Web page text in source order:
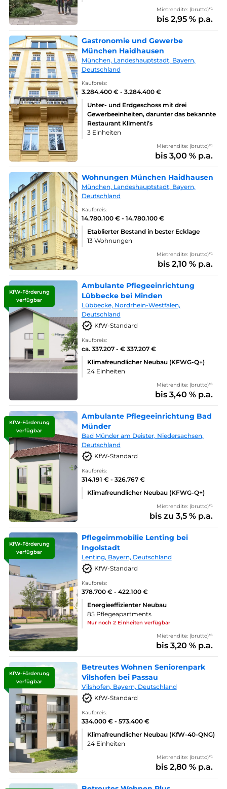
Mietrendite: (brutto)*¹
bis 2,95 % p.a.
Gastronomie und Gewerbe
München Haidhausen
München, Landeshauptstadt, Bayern,
Deutschland
Kaufpreis:
3.284.400 € - 3.284.400 €
Unter- und Erdgeschoss mit drei
Gewerbeeinheiten, darunter das bekannte
Restaurant Klimenti’s
3 Einheiten
Mietrendite: (brutto)*¹
bis 3,00 % p.a.
Wohnungen München Haidhausen
München, Landeshauptstadt, Bayern,
Deutschland
Kaufpreis:
14.780.100 € - 14.780.100 €
Etablierter Bestand in bester Ecklage
13 Wohnungen
Mietrendite: (brutto)*¹
bis 2,10 % p.a.
KfW-Förderung
verfügbar
Ambulante Pflegeeinrichtung
Lübbecke bei Minden
Lübbecke, Nordrhein-Westfalen,
Deutschland
KfW-Standard
Kaufpreis:
ca. 337.207 - € 337.207 €
Klimafreundlicher Neubau (KFWG-Q+)
24 Einheiten
Mietrendite: (brutto)*¹
bis 3,40 % p.a.
KfW-Förderung
verfügbar
Ambulante Pflegeeinrichtung Bad
Münder
Bad Münder am Deister, Niedersachsen,
Deutschland
KfW-Standard
Kaufpreis:
314.191 € - 326.767 €
Klimafreundlicher Neubau (KFWG-Q+)
Mietrendite: (brutto)*¹
bis zu 3,5 % p.a.
KfW-Förderung
verfügbar
Pflegeimmobilie Lenting bei
Ingolstadt
Lenting, Bayern, Deutschland
KfW-Standard
Kaufpreis:
378.700 € - 422.100 €
Energieeffizienter Neubau
85 Pflegeapartments
Nur noch 2 Einheiten verfügbar
Mietrendite: (brutto)*¹
bis 3,20 % p.a.
KfW-Förderung
verfügbar
Betreutes Wohnen Seniorenpark
Vilshofen bei Passau
Vilshofen, Bayern, Deutschland
KfW-Standard
Kaufpreis:
334.000 € - 573.400 €
Klimafreundlicher Neubau (KfW-40-QNG)
24 Einheiten
Mietrendite: (brutto)*¹
bis 2,80 % p.a.